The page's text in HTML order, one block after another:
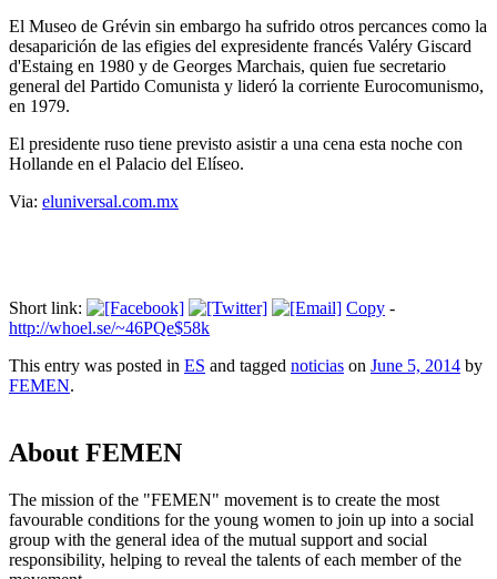
El Museo de Grévin sin embargo ha sufrido otros percances como la
desaparición de las efigies del expresidente francés Valéry Giscard
d'Estaing en 1980 y de Georges Marchais, quien fue secretario
general del Partido Comunista y lideró la corriente Eurocomunismo,
en 1979.
El presidente ruso tiene previsto asistir a una cena esta noche con
Hollande en el Palacio del Elíseo.
Via: eluniversal.com.mx
Short link: Copy -
http://whoel.se/~46PQe$58k
This entry was posted in ES and tagged noticias on June 5, 2014 by
FEMEN.
About FEMEN
The mission of the "FEMEN" movement is to create the most
favourable conditions for the young women to join up into a social
group with the general idea of the mutual support and social
responsibility, helping to reveal the talents of each member of the